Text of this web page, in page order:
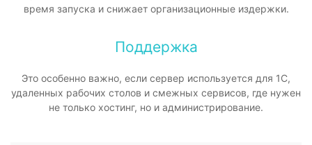
время запуска и снижает организационные издержки.
Поддержка
Это особенно важно, если сервер используется для 1С,
удаленных рабочих столов и смежных сервисов, где нужен
не только хостинг, но и администрирование.